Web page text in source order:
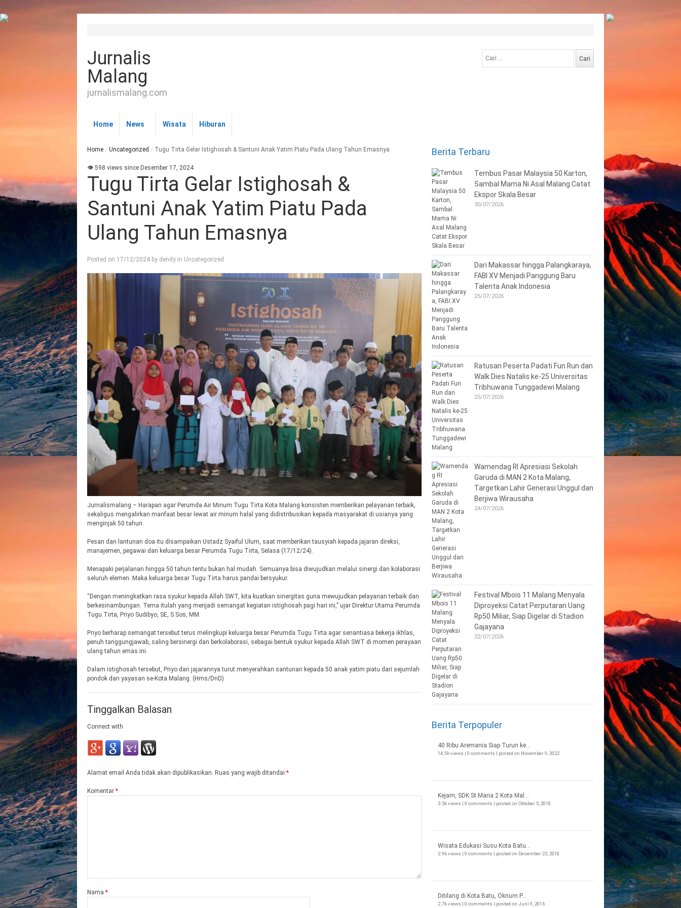
Jurnalis
Malang
jurnalismalang.com
untuk:
Home News Wisata Hiburan
Home / Uncategorized / Tugu Tirta Gelar Istighosah & Santuni Anak Yatim Piatu Pada Ulang Tahun Emasnya
👁 598 views since Desember 17, 2024
Tugu Tirta Gelar Istighosah &
Santuni Anak Yatim Piatu Pada
Ulang Tahun Emasnya
Posted on 17/12/2024 by dendy in Uncategorized
Jurnalismalang – Harapan agar Perumda Air Minum Tugu Tirta Kota Malang konsisten memberikan pelayanan terbaik,
sekaligus mengalirkan manfaat besar lewat air minum halal yang didistribusikan kepada masyarakat di usianya yang
menginjak 50 tahun.
Pesan dan lantunan doa itu disampaikan Ustadz Syaiful Ulum, saat memberikan tausyiah kepada jajaran direksi,
manajemen, pegawai dan keluarga besar Perumda Tugu Tirta, Selasa (17/12/24).
Menapaki perjalanan hingga 50 tahun tentu bukan hal mudah. Semuanya bisa diwujudkan melalui sinergi dan kolaborasi
seluruh elemen. Maka keluarga besar Tugu Tirta harus pandai bersyukur.
“Dengan meningkatkan rasa syukur kepada Allah SWT, kita kuatkan sinergitas guna mewujudkan pelayanan terbaik dan
berkesinambungan. Tema itulah yang menjadi semangat kegiatan istighosah pagi hari ini,” ujar Direktur Utama Perumda
Tugu Tirta, Priyo Sudibyo, SE, S.Sos, MM.
Priyo berharap semangat tersebut terus melingkupi keluarga besar Perumda Tugu Tirta agar senantiasa bekerja ikhlas,
penuh tanggungjawab, saling bersinergi dan berkolaborasi, sebagai bentuk syukur kepada Allah SWT di momen perayaan
ulang tahun emas ini.
Dalam istighosah tersebut, Priyo dan jajarannya turut menyerahkan santunan kepada 50 anak yatim piatu dari sejumlah
pondok dan yayasan se-Kota Malang. (Hms/DnD)
Tinggalkan Balasan
Connect with
Alamat email Anda tidak akan dipublikasikan. Ruas yang wajib ditandai *
Komentar *
Nama *
Berita Terbaru
Tembus Pasar Malaysia 50 Karton,
Sambal Mama Ni Asal Malang Catat
Ekspor Skala Besar
30/07/2026
Dari Makassar hingga Palangkaraya,
FABI XV Menjadi Panggung Baru
Talenta Anak Indonesia
25/07/2026
Ratusan Peserta Padati Fun Run dan
Walk Dies Natalis ke-25 Universitas
Tribhuwana Tunggadewi Malang
25/07/2026
Wamendag RI Apresiasi Sekolah
Garuda di MAN 2 Kota Malang,
Targetkan Lahir Generasi Unggul dan
Berjiwa Wirausaha
24/07/2026
Festival Mbois 11 Malang Menyala
Diproyeksi Catat Perputaran Uang
Rp50 Miliar, Siap Digelar di Stadion
Gajayana
22/07/2026
Berita Terpopuler
40 Ribu Aremania Siap Turun ke...
14.5k views | 0 comments | posted on November 9, 2022
Kejam, SDK St Maria 2 Kota Mal...
3.3k views | 0 comments | posted on Oktober 5, 2018
Wisata Edukasi Susu Kota Batu...
2.9k views | 0 comments | posted on Desember 23, 2018
Ditilang di Kota Batu, Oknum P...
2.7k views | 0 comments | posted on Juni 9, 2016